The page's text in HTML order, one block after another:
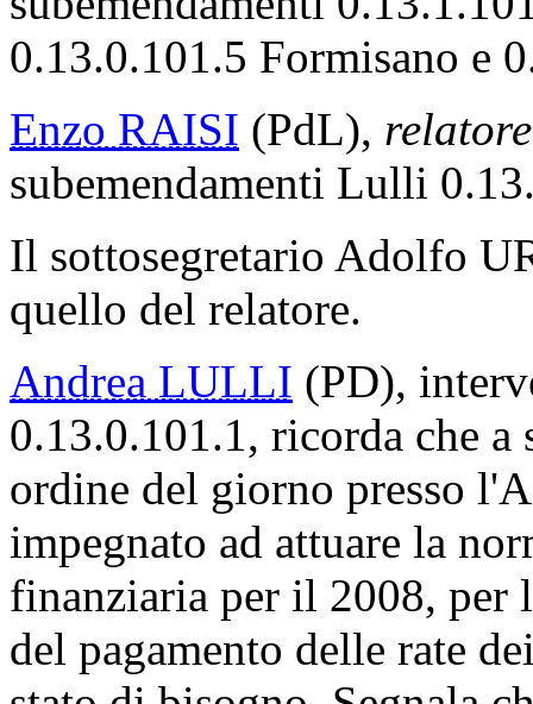
0.13.0.101.5 Formisano e
Enzo RAISI (PdL), relatore
subemendamenti Lulli
Il sottosegretario Adolfo
quello del relatore.
Andrea LULLI (PD),
0.13.0.101.1, ricorda che
ordine del giorno presso
impegnato ad attuare la
finanziaria per il 2008, per
del pagamento delle rate